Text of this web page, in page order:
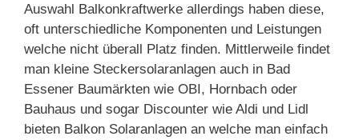
Auswahl Balkonkraftwerke allerdings haben diese,
oft unterschiedliche Komponenten und Leistungen
welche nicht überall Platz finden. Mittlerweile findet
man kleine Steckersolaranlagen auch in Bad
Essener Baumärkten wie OBI, Hornbach oder
Bauhaus und sogar Discounter wie Aldi und Lidl
bieten Balkon Solaranlagen an welche man einfach